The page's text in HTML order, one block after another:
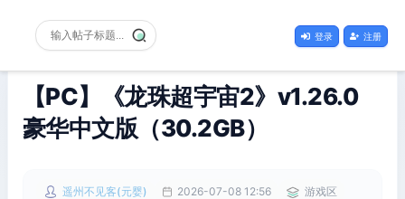
登录 注册
【PC】《龙珠超宇宙2》v1.26.0
豪华中文版（30.2GB）
遥州不见客(元婴) 2026-07-08 12:56
游戏区